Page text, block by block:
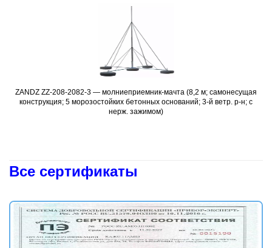
Подробнее
ZANDZ ZZ-208-2082-3 — молниеприемник-мачта (8,2 м; самонесущая
конструкция; 5 морозостойких бетонных оснований; 3-й ветр. р-н; с
нерж. зажимом)
Все сертификаты